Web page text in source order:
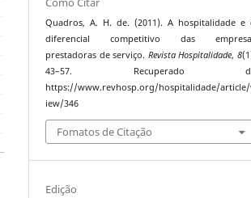
Quadros, A. H. de. (2011). A hospitalidade e
diferencial competitivo das
prestadoras de serviço. Revista Hospitalidade, 8
43–57. Recuperado
https://www.revhosp.org/hospitalidade/
iew/346
Fomatos de Citação
Edição